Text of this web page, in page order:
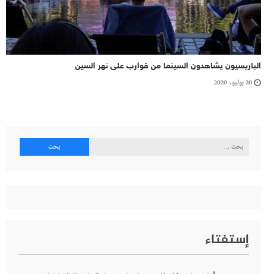
الباريسيون يشاهدون السينما من قوارب على نهر السين
20 يوليو، 2020
البحث
إستفتاء